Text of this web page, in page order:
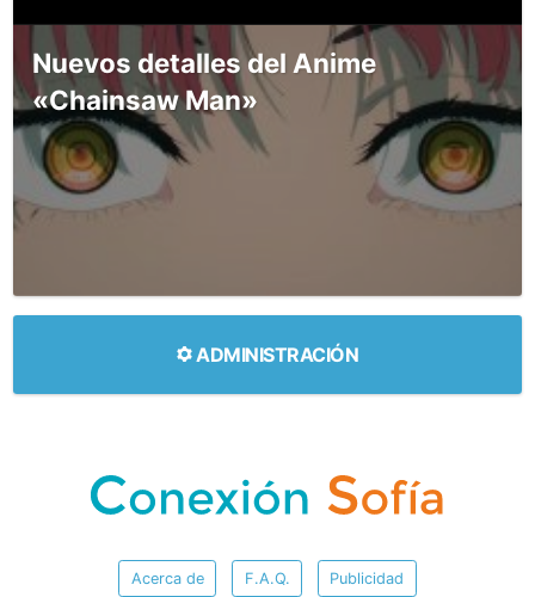
Nuevos detalles del Anime
«Chainsaw Man»
ADMINISTRACIÓN
Acerca de F.A.Q. Publicidad